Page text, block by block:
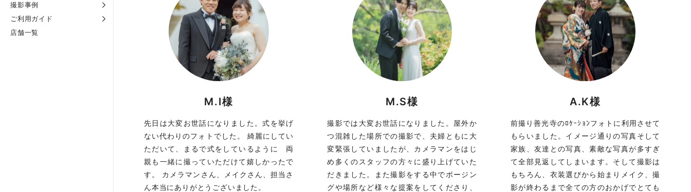
撮影事例
ご利用ガイド
店舗一覧
M.I様
先日は大変お世話になりました。式を挙げ
ない代わりのフォトでした。 綺麗にしてい
ただいて、まるで式をしているように 両
親も一緒に撮っていただけて嬉しかったで
す。 カメラマンさん、メイクさん、担当さ
ん本当にありがとうございました。
M.S様
撮影では大変お世話になりました。屋外か
つ混雑した場所での撮影で、夫婦ともに大
変緊張していましたが、カメラマンをはじ
め多くのスタッフの方々に盛り上げていた
だきました。また撮影をする中でポージン
グや場所など様々な提案をしてくださり、
A.K様
前撮り善光寺のﾛｹｰｼｮﾝフォトに利用させて
もらいました。イメージ通りの写真そして
家族、友達との写真、素敵な写真が多すぎ
て全部見返してしまいます。そして撮影は
もちろん、衣装選びから始まりメイク、撮
影が終わるまで全ての方のおかげでとても